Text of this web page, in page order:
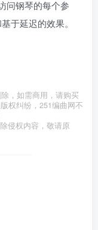
问钢琴的每个参
于延迟的效果。
，如需商用，请购买
权纠纷，251编曲网不
侵权内容，敬请原